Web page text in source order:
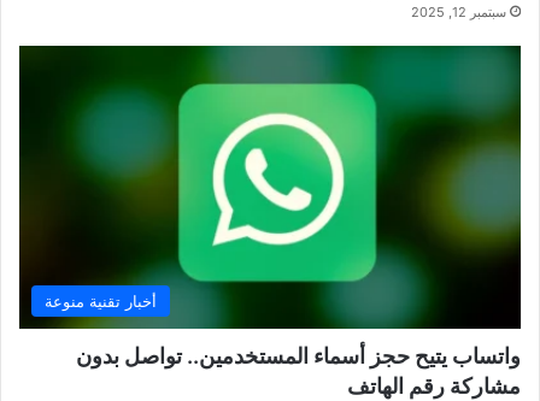
سبتمبر 12, 2025
أخبار تقنية منوعة
واتساب يتيح حجز أسماء المستخدمين.. تواصل بدون
مشاركة رقم الهاتف